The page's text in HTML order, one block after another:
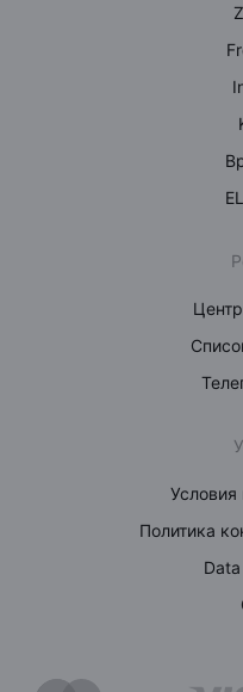
Условия
Политика